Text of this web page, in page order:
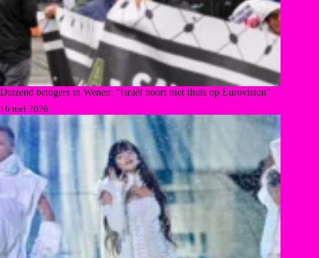
Duizend betogers in Wenen: “Israël hoort niet thuis op Eurovision”
16 mei 2026